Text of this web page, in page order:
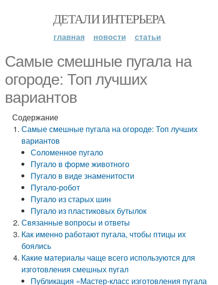
ДЕТАЛИ ИНТЕРЬЕРА
главная новости статьи
Самые смешные пугала на
огороде: Топ лучших
вариантов
Содержание
Самые смешные пугала на огороде: Топ лучших
вариантов
Соломенное пугало
Пугало в форме животного
Пугало в виде знаменитости
Пугало-робот
Пугало из старых шин
Пугало из пластиковых бутылок
Связанные вопросы и ответы
Как именно работают пугала, чтобы птицы их
боялись
Какие материалы чаще всего используются для
изготовления смешных пугал
Публикация «Мастер-класс изготовления пугала